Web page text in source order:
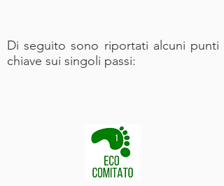
Di seguito sono riportati alcuni punti
chiave sui singoli passi: